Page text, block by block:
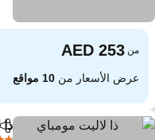
من
عرض الأسعار من10 مواقع
ذا